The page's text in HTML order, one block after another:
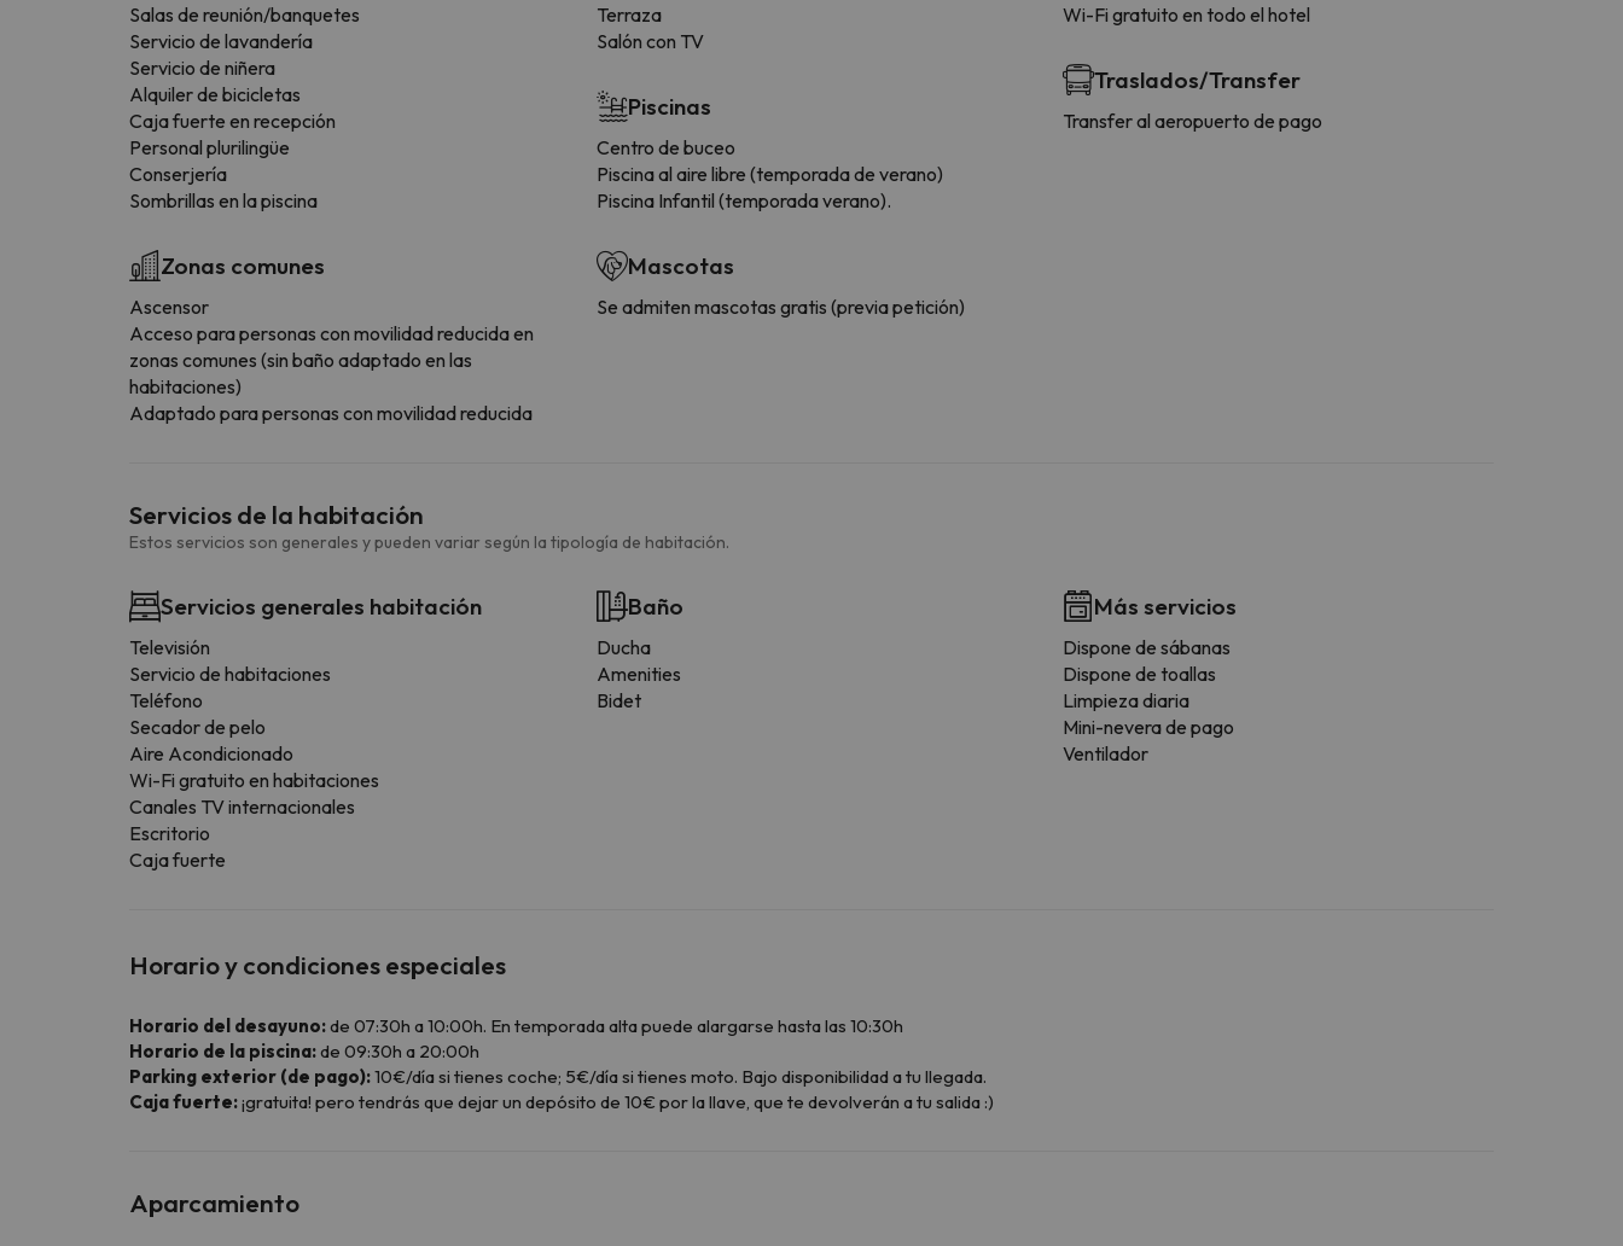
Salas de reunión/banquetes
Servicio de lavandería
Servicio de niñera
Alquiler de bicicletas
Caja fuerte en recepción
Personal plurilingüe
Conserjería
Sombrillas en la piscina
Zonas comunes
Ascensor
Acceso para personas con movilidad reducida en
zonas comunes (sin baño adaptado en las
habitaciones)
Adaptado para personas con movilidad reducida
Terraza
Salón con TV
Piscinas
Centro de buceo
Piscina al aire libre (temporada de verano)
Piscina Infantil (temporada verano).
Mascotas
Se admiten mascotas gratis (previa petición)
Wi-Fi gratuito en todo el hotel
Traslados/Transfer
Transfer al aeropuerto de pago
Servicios de la habitación
Estos servicios son generales y pueden variar según la tipología de habitación.
Servicios generales habitación
Televisión
Servicio de habitaciones
Teléfono
Secador de pelo
Aire Acondicionado
Wi-Fi gratuito en habitaciones
Canales TV internacionales
Escritorio
Caja fuerte
Baño
Ducha
Amenities
Bidet
Más servicios
Dispone de sábanas
Dispone de toallas
Limpieza diaria
Mini-nevera de pago
Ventilador
Horario y condiciones especiales
Horario del desayuno:de 07:30h a 10:00h. En temporada alta puede alargarse hasta las 10:30h
Horario de la piscina:de 09:30h a 20:00h
Parking exterior (de pago):10€/día si tienes coche; 5€/día si tienes moto. Bajo disponibilidad a tu llegada.
Caja fuerte:¡gratuita! pero tendrás que dejar un depósito de 10€ por la llave, que te devolverán a tu salida :)
Aparcamiento